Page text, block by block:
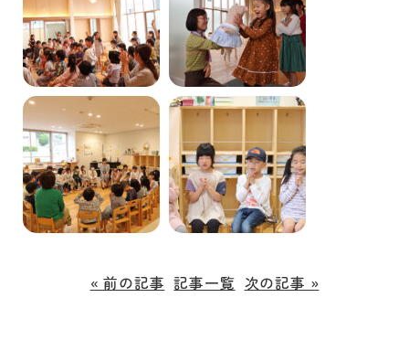
« 前の記事 記事一覧 次の記事 »